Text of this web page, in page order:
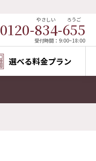
0120-834
やさしい
-655
ろうご
受付時間：9:00~18:00
選べる料金プラン